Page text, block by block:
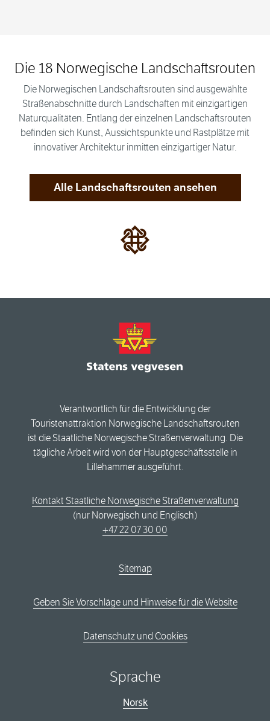
Die 18 Norwegische Landschaftsrouten
Die Norwegischen Landschaftsrouten sind ausgewählte
Straßenabschnitte durch Landschaften mit einzigartigen
Naturqualitäten. Entlang der einzelnen Landschaftsrouten
befinden sich Kunst, Aussichtspunkte und Rastplätze mit
innovativer Architektur inmitten einzigartiger Natur.
Alle Landschaftsrouten ansehen
Verantwortlich für die Entwicklung der
Touristenattraktion Norwegische Landschaftsrouten
ist die Staatliche Norwegische Straßenverwaltung. Die
tägliche Arbeit wird von der Hauptgeschäftsstelle in
Lillehammer ausgeführt.
Kontakt Staatliche Norwegische Straßenverwaltung
(nur Norwegisch und Englisch)
+47 22 07 30 00
Sitemap
Geben Sie Vorschläge und Hinweise für die Website
Datenschutz und Cookies
Sprache
Norsk